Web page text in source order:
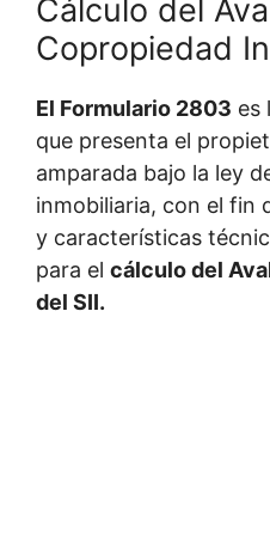
El Formulario 2803 es
que presenta el
amparada bajo la ley
inmobiliaria, con el fin
y características
para el cálculo del
del SII.